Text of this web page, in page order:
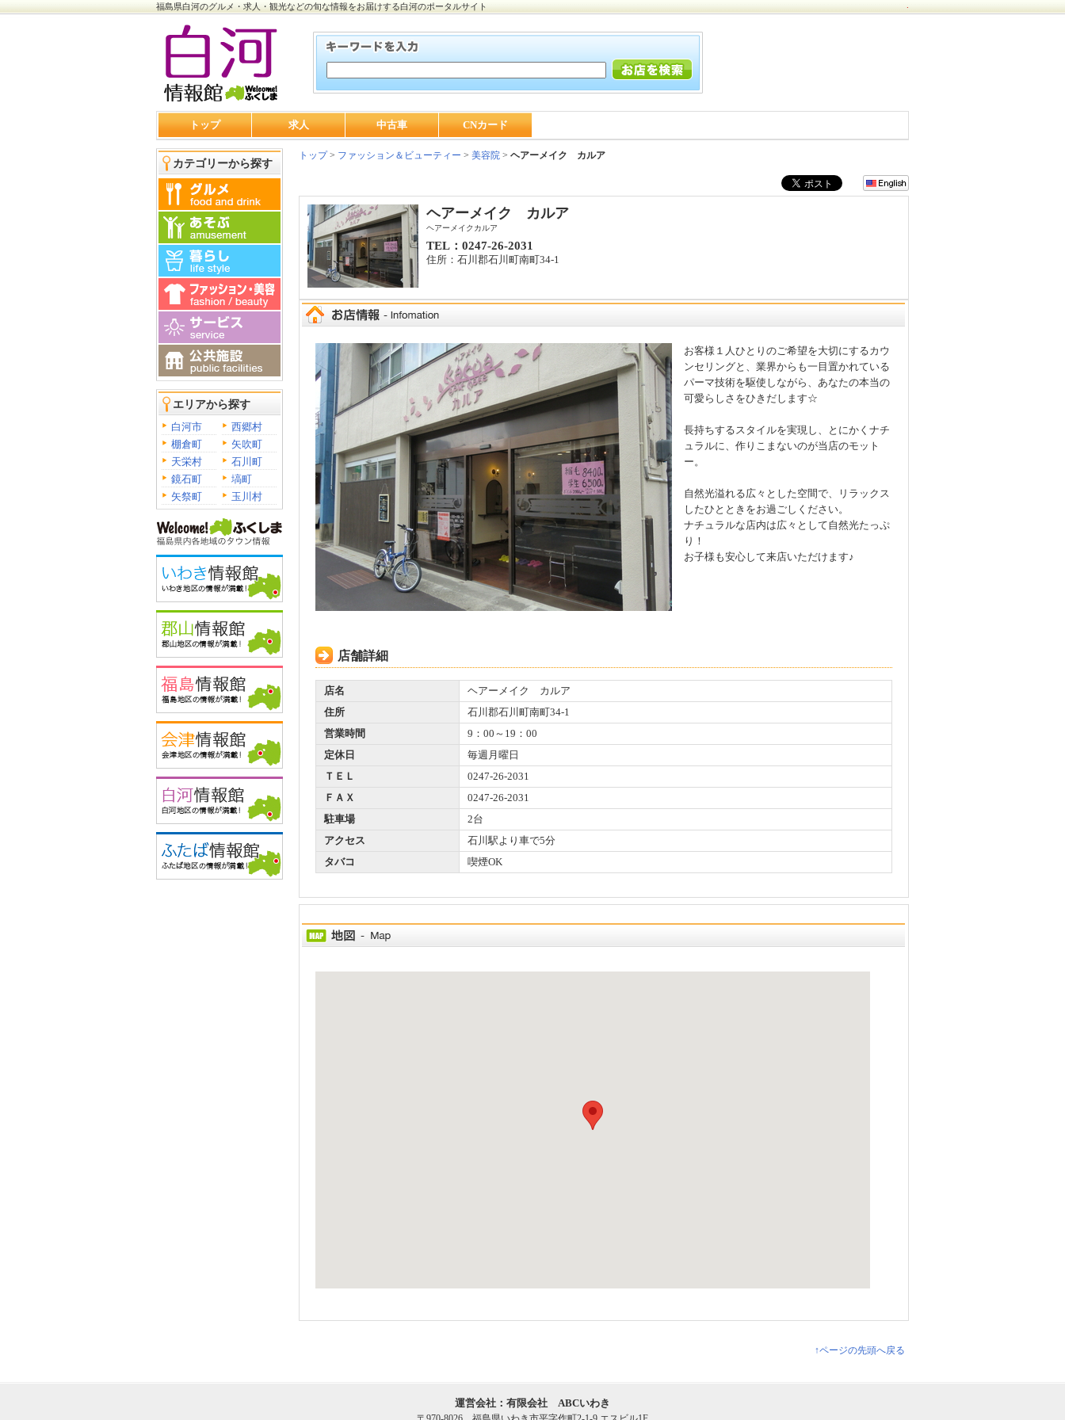
福島県白河のグルメ・求人・観光などの旬な情報をお届けする白河のポータルサイト
トップ 求人 中古車 CNカード
カテゴリーから探す
エリアから探す
白河市
西郷村
棚倉町
矢吹町
天栄村
石川町
鏡石町
塙町
矢祭町
玉川村
トップ> ファッション＆ビューティー > 美容院 > ヘアーメイク カルア
ヘアーメイク カルア
ヘアーメイクカルア
TEL：0247-26-2031
住所：石川郡石川町南町34-1
お客様１人ひとりのご希望を大切にするカウ
ンセリングと、業界からも一目置かれている
パーマ技術を駆使しながら、あなたの本当の
可愛らしさをひきだします☆
長持ちするスタイルを実現し、とにかくナチ
ュラルに、作りこまないのが当店のモット
ー。
自然光溢れる広々とした空間で、リラックス
したひとときをお過ごしください。
ナチュラルな店内は広々として自然光たっぷ
り！
お子様も安心して来店いただけます♪
店舗詳細
店名
ヘアーメイク カルア
住所
石川郡石川町南町34-1
営業時間
9：00～19：00
定休日
毎週月曜日
ＴＥＬ
0247-26-2031
ＦＡＸ
0247-26-2031
駐車場
2台
アクセス
石川駅より車で5分
タバコ
喫煙OK
↑ページの先頭へ戻る
運営会社：有限会社 ABCいわき